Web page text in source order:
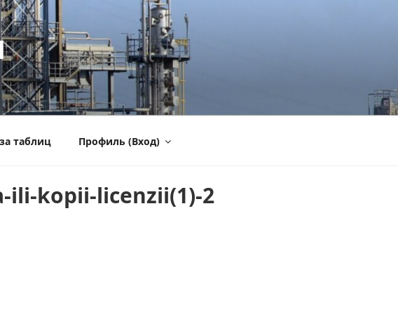
таблиц Профиль (Вход)
kopii-licenzii(1)-2